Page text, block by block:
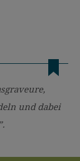
und dabei